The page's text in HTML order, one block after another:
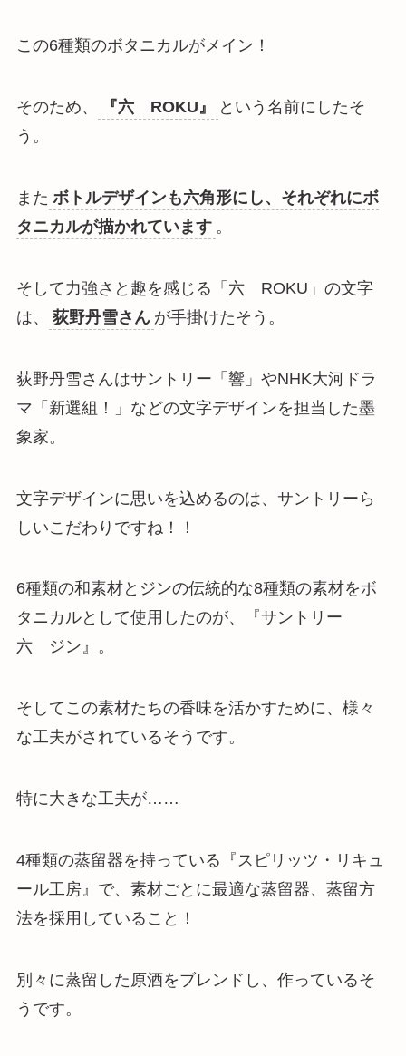
この6種類のボタニカルがメイン！
そのため、 『六 ROKU』
という名前にしたそ
う。
また ボトルデザインも六角形にし、それぞれにボ
タニカルが描かれています 。
そして力強さと趣を感じる「六 ROKU」の文字
は、
荻野丹雪さん が手掛けたそう。
荻野丹雪さんはサントリー「響」やNHK大河ドラ
マ「新選組！」などの文字デザインを担当した墨
象家。
文字デザインに思いを込めるのは、サントリーら
しいこだわりですね！！
6種類の和素材とジンの伝統的な8種類の素材をボ
タニカルとして使用したのが、『サントリー
六 ジン』 。
そしてこの素材たちの香味を活かすために、様々
な工夫がされているそうです。
特に大きな工夫が……
4種類の蒸留器を持っている『スピリッツ・リキュ
ール工房』で、 素材ごとに最適な蒸留器、蒸留方
法を採用していること ！
別々に蒸留した原酒をブレンドし、作っているそ
うです。